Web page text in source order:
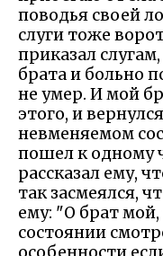
поводья своей
слуги тоже
приказал
брата и больно
не умер. И мой
этого, и
невменяемом
пошел к одному
рассказал ему,
так засмеялся,
ему: "О брат мой,
состоянии